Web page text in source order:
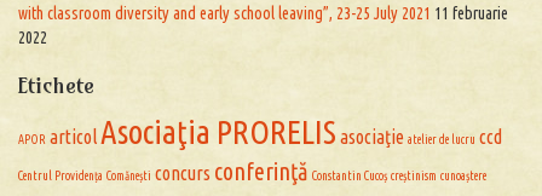
with classroom diversity and early school leaving”, 23-25 July 2021 11 februarie
2022
Etichete
APOR articol Asociaţia PRORELIS asociaţie atelier de lucru ccd
Centrul Providența Comănești concurs conferinţă Constantin Cucoș creștinism cunoaștere